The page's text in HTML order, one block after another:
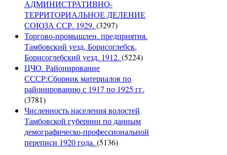
АДМИНИСТРАТИВНО-
ТЕРРИТОРИАЛЬНОЕ ДЕЛЕНИЕ
СОЮЗА ССР. 1929. (3297)
Торгово-промышлен. предприятия.
Тамбовский уезд, Борисоглебск,
Борисоглебский уезд. 1912. (5224)
ЦЧО. Районирование
СССР:Сборник материалов по
районированию с 1917 по 1925 гг.
(3781)
Численность населения волостей
Тамбовской губернии по данным
демографическо-профессиональной
переписи 1920 года. (5136)